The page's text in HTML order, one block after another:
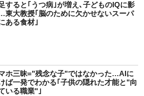
すると｢うつ病｣が増え､子どものIQに影
東大教授｢脳のために欠かせないスーパ
ある食材｣
ホ三昧="残念な子"ではなかった…AIに
ば一発でわかる｢子供の隠れた才能と"向
いる職業"｣